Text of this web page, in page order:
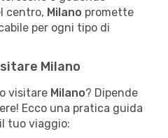
centro, Milano promette
per ogni tipo di
Milano
visitare Milano? Dipende
Ecco una pratica guida
tuo viaggio: